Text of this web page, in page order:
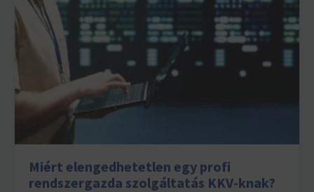
Miért elengedhetetlen egy profi
rendszergazda szolgáltatás KKV-knak?